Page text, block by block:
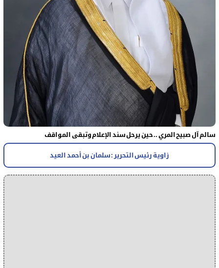
سالم آل صبيح المري .. حين يرحل سند الإعلام وتبقى المواقف
زاوية رئيس التحرير : سلمان بن أحمد العيد